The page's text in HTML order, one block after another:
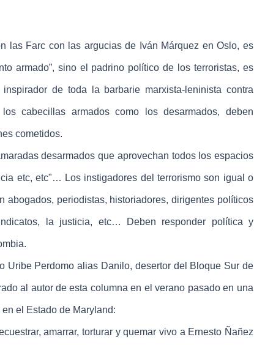
Farc con las argucias de Iván Márquez en Oslo, es
armado”, sino el padrino político de los terroristas, es
de toda la barbarie marxista-leninista contra
cabecillas armados como los desarmados, deben
cometidos.
desarmados que aprovechan todos los espacios
etc, etc"… Los instigadores del terrorismo son igual o
abogados, periodistas, historiadores, dirigentes políticos
la justicia, etc… Deben responder política y
Perdomo alias Danilo, desertor del Bloque Sur de
al autor de esta columna en el verano pasado en una
el Estado de Maryland:
amarrar, torturar y quemar vivo a Ernesto Ñañez